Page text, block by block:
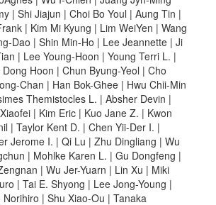
| Shi Jiajun | Choi Bo Youl | Aung Tin |
| Kim Mi Kyung | Lim WeiYen | Wang
Dao | Shin Min-Ho | Lee Jeannette | Ji
| Lee Young-Hoon | Young Terri L. |
Dong Hoon | Chun Byung-Yeol | Cho
Chan | Han Bok-Ghee | Hwu Chii-Min
Themistocles L. | Absher Devin |
| Kim Eric | Kuo Jane Z. | Kwon
| Taylor Kent D. | Chen Yii-Der I. |
Jerome I. | Qi Lu | Zhu Dingliang | Wu
| Mohlke Karen L. | Gu Dongfeng |
| Wu Jer-Yuarn | Lin Xu | Miki
| Tai E. Shyong | Lee Jong-Young |
Norihiro | Shu Xiao-Ou | Tanaka